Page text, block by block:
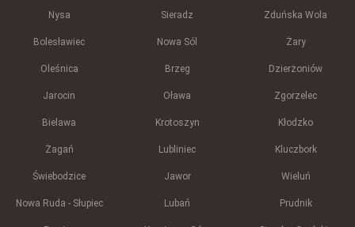
Nysa Sieradz Zduńska Wola
Bolesławiec Nowa Sól Żary
Oleśnica Brzeg Dzierżoniów
Jarocin Oława Zgorzelec
Bielawa Krotoszyn Kłodzko
Żagań Lubliniec Kluczbork
Świebodzice Jawor Wieluń
Nowa Ruda - Słupiec Lubań Prudnik